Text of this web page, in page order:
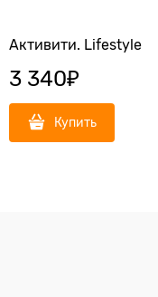
Активити. Lifestyle
3 340₽
Купить